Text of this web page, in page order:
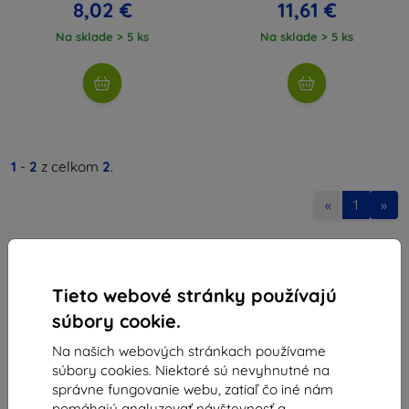
Tieto webové stránky používajú
súbory cookie.
Na našich webových stránkach používame
súbory cookies. Niektoré sú nevyhnutné na
správne fungovanie webu, zatiaľ čo iné nám
8,02 €
Na sklade > 5 ks
11,61 €
Na sklade > 5 ks
1 - 2 z celkom 2.
« 1 »
Shield-Sk s.r.o.
Ulica Rudolfa Mocka 3750/2A
841 04 Bratislava